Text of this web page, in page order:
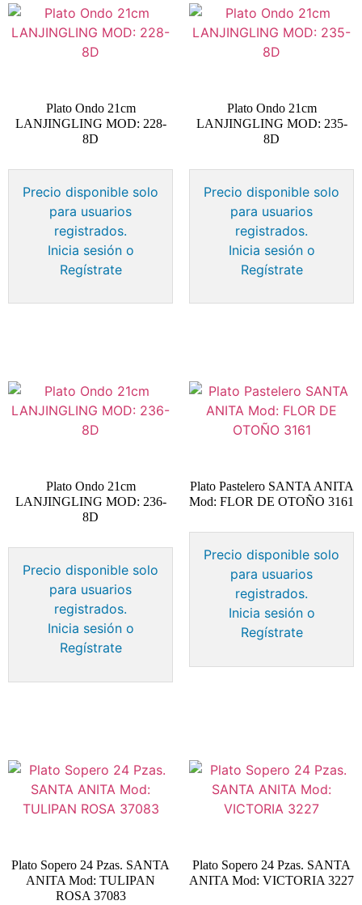
Plato Ondo 21cm
LANJINGLING MOD: 228-
8D
Precio disponible solo
para usuarios
registrados.
Inicia sesión o
Regístrate
Plato Ondo 21cm
LANJINGLING MOD: 235-
8D
Precio disponible solo
para usuarios
registrados.
Inicia sesión o
Regístrate
Plato Ondo 21cm
LANJINGLING MOD: 236-
8D
Precio disponible solo
para usuarios
registrados.
Inicia sesión o
Regístrate
Plato Pastelero SANTA ANITA
Mod: FLOR DE OTOÑO 3161
Precio disponible solo
para usuarios
registrados.
Inicia sesión o
Regístrate
Plato Sopero 24 Pzas. SANTA
ANITA Mod: TULIPAN
ROSA 37083
Plato Sopero 24 Pzas. SANTA
ANITA Mod: VICTORIA 3227